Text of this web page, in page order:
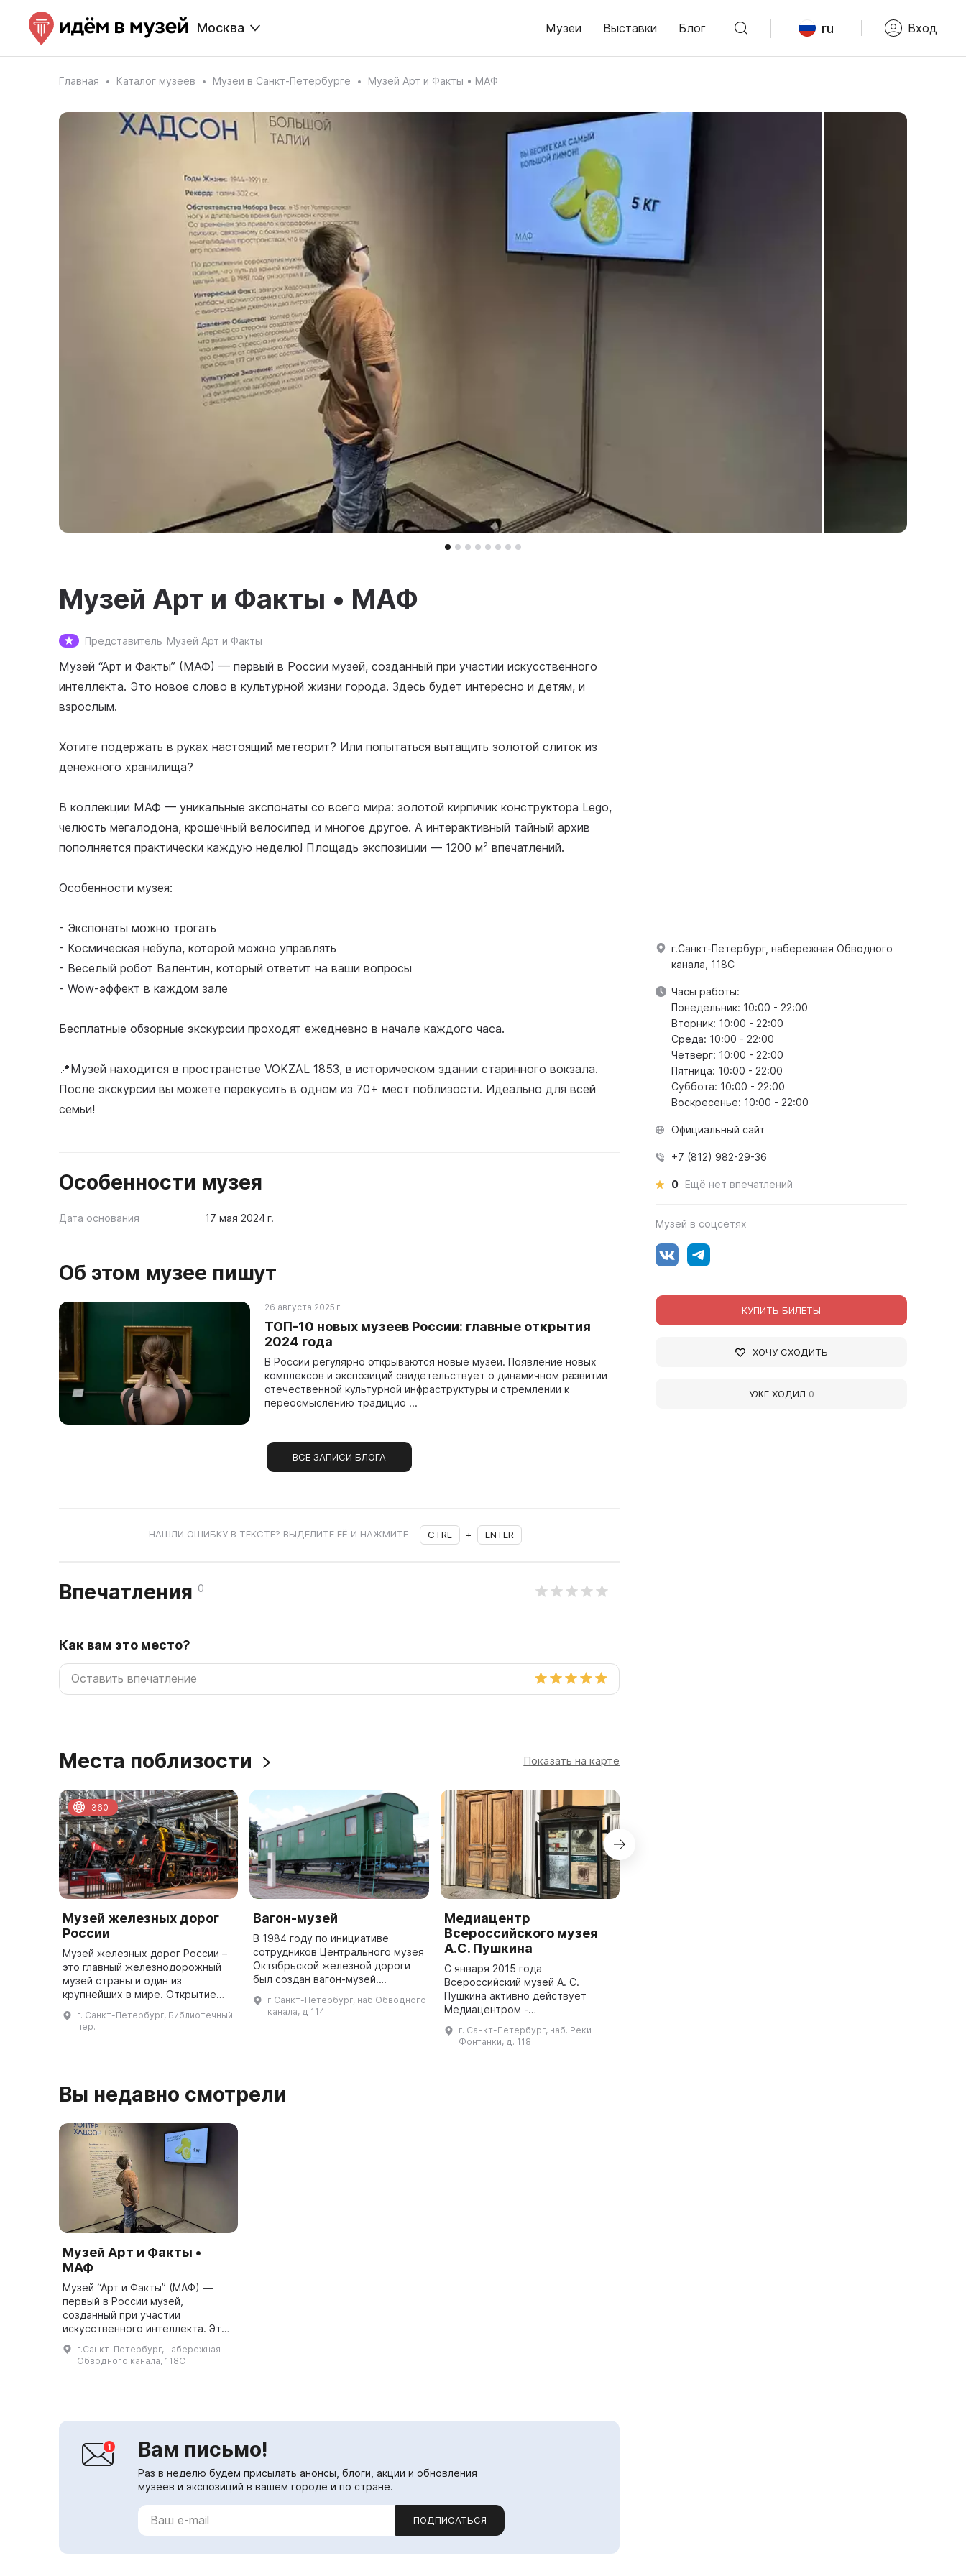
Москва Музеи Выставки Блог ru Вход
Главная Каталог музеев Музеи в Санкт-Петербурге Музей Арт и Факты • МАФ
Музей Арт и Факты • МАФ
Представитель Музей Арт и Факты
Музей “Арт и Факты” (МАФ) — первый в России музей, созданный при участии искусственного
интеллекта. Это новое слово в культурной жизни города. Здесь будет интересно и детям, и
взрослым.
Хотите подержать в руках настоящий метеорит? Или попытаться вытащить золотой слиток из
денежного хранилища?
В коллекции МАФ — уникальные экспонаты со всего мира: золотой кирпичик конструктора Lego,
челюсть мегалодона, крошечный велосипед и многое другое. А интерактивный тайный архив
пополняется практически каждую неделю! Площадь экспозиции — 1200 м² впечатлений.
Особенности музея:
- Экспонаты можно трогать
- Космическая небула, которой можно управлять
- Веселый робот Валентин, который ответит на ваши вопросы
- Wow-эффект в каждом зале
Бесплатные обзорные экскурсии проходят ежедневно в начале каждого часа.
📍Музей находится в пространстве VOKZAL 1853, в историческом здании старинного вокзала.
После экскурсии вы можете перекусить в одном из 70+ мест поблизости. Идеально для всей
семьи!
Особенности музея
Дата основания 17 мая 2024 г.
Об этом музее пишут
26 августа 2025 г.
ТОП-10 новых музеев России: главные открытия
2024 года
В России регулярно открываются новые музеи. Появление новых
комплексов и экспозиций свидетельствует о динамичном развитии
отечественной культурной инфраструктуры и стремлении к
переосмыслению традицио ...
ВСЕ ЗАПИСИ БЛОГА
НАШЛИ ОШИБКУ В ТЕКСТЕ? ВЫДЕЛИТЕ ЕЁ И НАЖМИТЕ CTRL + ENTER
Впечатления 0
Как вам это место?
Места поблизости Показать на карте
Музей железных дорог
России
Музей железных дорог России –
это главный железнодорожный
музей страны и один из
крупнейших в мире. Открытие
честь 180-летия железных дорог
России. Музей расположен на те
г. Санкт-Петербург, Библиотечный
пер.
360
Вагон-музей
В 1984 году по инициативе
сотрудников Центрального музея
Октябрьской железной дороги
был создан вагон-музей.
жителям отдаленных уголков
возможность познакомиться с
г Санкт-Петербург, наб Обводного
канала, д 114
Медиацентр
Всероссийского музея
А.С. Пушкина
С января 2015 года
Всероссийский музей А. С.
Пушкина активно действует
Медиацентром -
площадкой, которая сочетает в
себе традиционные музейные
г. Санкт-Петербург, наб. Реки
Фонтанки, д. 118
Вы недавно смотрели
Музей Арт и Факты •
МАФ
Музей “Арт и Факты” (МАФ) —
первый в России музей,
созданный при участии
искусственного интеллекта. Это
новое слово в культурной жизни
города. Здесь будет интересно и
детям, и взрослым. Хотите
г.Санкт-Петербург, набережная
Обводного канала, 118С
Вам письмо!
Раз в неделю будем присылать анонсы, блоги, акции и обновления
музеев и экспозиций в вашем городе и по стране.
ПОДПИСАТЬСЯ
г.Санкт-Петербург, набережная Обводного
канала, 118С
Часы работы:
Понедельник: 10:00 - 22:00
Вторник: 10:00 - 22:00
Среда: 10:00 - 22:00
Четверг: 10:00 - 22:00
Пятница: 10:00 - 22:00
Суббота: 10:00 - 22:00
Воскресенье: 10:00 - 22:00
Официальный сайт
+7 (812) 982-29-36
0 Ещё нет впечатлений
Музей в соцсетях
КУПИТЬ БИЛЕТЫ
ХОЧУ СХОДИТЬ
УЖЕ ХОДИЛ 0